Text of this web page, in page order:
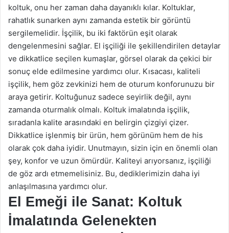
koltuk, onu her zaman daha dayanıklı kılar. Koltuklar,
rahatlık sunarken aynı zamanda estetik bir görüntü
sergilemelidir. İşçilik, bu iki faktörün eşit olarak
dengelenmesini sağlar. El işçiliği ile şekillendirilen detaylar
ve dikkatlice seçilen kumaşlar, görsel olarak da çekici bir
sonuç elde edilmesine yardımcı olur. Kısacası, kaliteli
işçilik, hem göz zevkinizi hem de oturum konforunuzu bir
araya getirir. Koltuğunuz sadece seyirlik değil, aynı
zamanda oturmalık olmalı. Koltuk imalatında işçilik,
sıradanla kalite arasındaki en belirgin çizgiyi çizer.
Dikkatlice işlenmiş bir ürün, hem görünüm hem de his
olarak çok daha iyidir. Unutmayın, sizin için en önemli olan
şey, konfor ve uzun ömürdür. Kaliteyi arıyorsanız, işçiliği
de göz ardı etmemelisiniz. Bu, dediklerimizin daha iyi
anlaşılmasına yardımcı olur.
El Emeği ile Sanat: Koltuk
İmalatında Gelenekten